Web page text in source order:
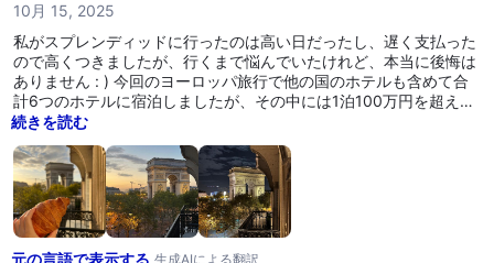
10月 15, 2025
私がスプレンディッドに行ったのは高い日だったし、遅く支払った
ので高くつきましたが、行くまで悩んでいたけれど、本当に後悔は
ありません : ) 今回のヨーロッパ旅行で他の国のホテルも含めて合
計6つのホテルに宿泊しましたが、その中には1泊100万円を超える
ホテルもありましたが、スプレンディッドはすべての面でより良か
着して最初に訪れたホテルだったので、とても良い気分になりまし
た！ 楽しいスタッフの方の名前がわからなくて残念です.. バルコニ
ーから見るビューも本当に美しかったですし、朝から夜、明け方ま
でさまざまなビューの凱旋門を見られて夢のようでした。 次にパリ
に行ってもまた宿泊したいホテルです。良い印象を残してくださっ
てありがとうございます ❤️
続きを読む
元の言語で表示する 生成AIによる翻訳